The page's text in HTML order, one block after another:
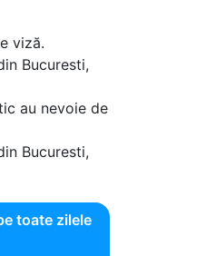
viză.
Bucuresti,
au nevoie de
Bucuresti,
toate zilele